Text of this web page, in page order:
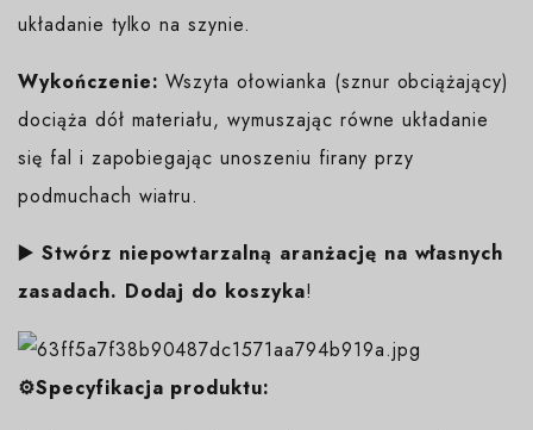
układanie tylko na szynie.
Wykończenie: Wszyta ołowianka (sznur obciążający)
dociąża dół materiału, wymuszając równe układanie
się fal i zapobiegając unoszeniu firany przy
podmuchach wiatru.
▶️ Stwórz niepowtarzalną aranżację na własnych
zasadach. Dodaj do koszyka!
⚙️Specyfikacja produktu: